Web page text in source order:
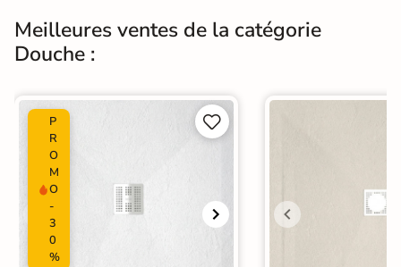
Meilleures ventes de la catégorie
Douche :
P
R
O
M
O
-
3
0
%

